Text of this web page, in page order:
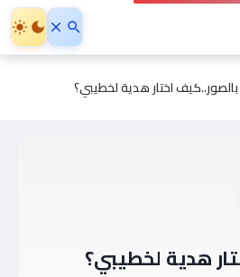
بالصور..كيف اختار هدية لخطيبي؟
هدية لخطيبي؟